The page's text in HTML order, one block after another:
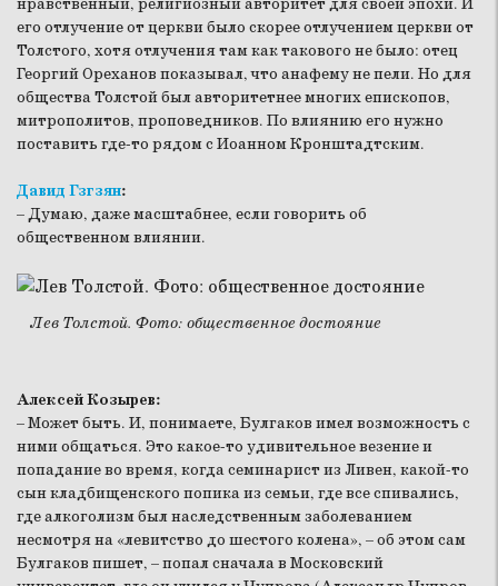
нравственный, религиозный авторитет для своей эпохи. И
его отлучение от церкви было скорее отлучением церкви от
Толстого, хотя отлучения там как такового не было: отец
Георгий Ореханов показывал, что анафему не пели. Но для
общества Толстой был авторитетнее многих епископов,
митрополитов, проповедников. По влиянию его нужно
поставить где-то рядом с Иоанном Кронштадтским.
Давид Гзгзян:
– Думаю, даже масштабнее, если говорить об
общественном влиянии.
Лев Толстой. Фото: общественное достояние
Алексей Козырев:
– Может быть. И, понимаете, Булгаков имел возможность с
ними общаться. Это какое-то удивительное везение и
попадание во время, когда семинарист из Ливен, какой-то
сын кладбищенского попика из семьи, где все спивались,
где алкоголизм был наследственным заболеванием
несмотря на «левитство до шестого колена», – об этом сам
Булгаков пишет, – попал сначала в Московский